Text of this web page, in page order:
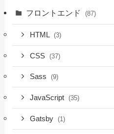
フロントエンド (87)
HTML (3)
CSS (37)
Sass (9)
JavaScript (35)
Gatsby (1)